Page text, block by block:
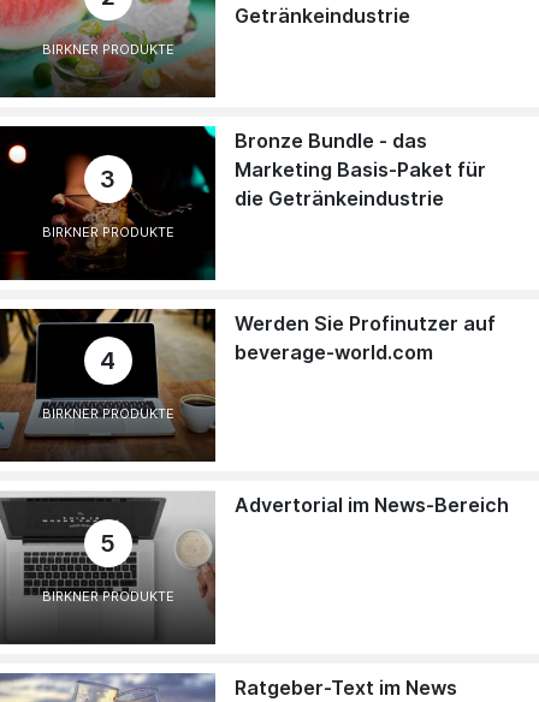
BIRKNER PRODUKTE
Getränkeindustrie
3
BIRKNER PRODUKTE
Bronze Bundle - das
Marketing Basis-Paket für
die Getränkeindustrie
4
BIRKNER PRODUKTE
Werden Sie Profinutzer auf
beverage-world.com
5
BIRKNER PRODUKTE
Advertorial im News-Bereich
Ratgeber-Text im News